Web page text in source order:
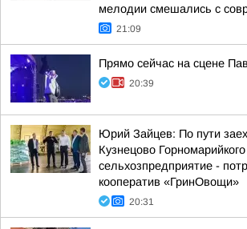
мелодии смешались с
21:09
Прямо сейчас на сцене
20:39
Юрий Зайцев: По пути
Кузнецово
сельхозпредприятие -
кооператив «ГринОвощи»
20:31